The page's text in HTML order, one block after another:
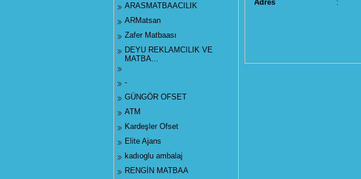
ARASMATBAACILIK
ARMatsan
Zafer Matbaası
DEYU REKLAMCILIK VE
MATBA...
-
GÜNGÖR OFSET
ATM
Kardeşler Ofset
Elite Ajans
kadıoglu ambalaj
RENGİN MATBAA
Adres :